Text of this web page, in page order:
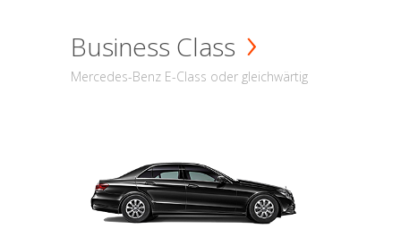
Business Class
Mercedes-Benz E-Class oder gleichwärtig